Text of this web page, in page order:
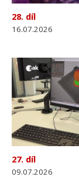
28. díl
16.07.2026
27. díl
09.07.2026